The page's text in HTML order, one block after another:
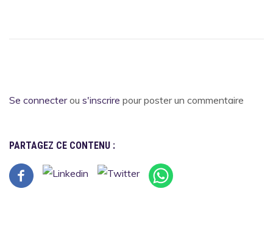
Se connecterou s'inscrire pour poster un commentaire
PARTAGEZ CE CONTENU :